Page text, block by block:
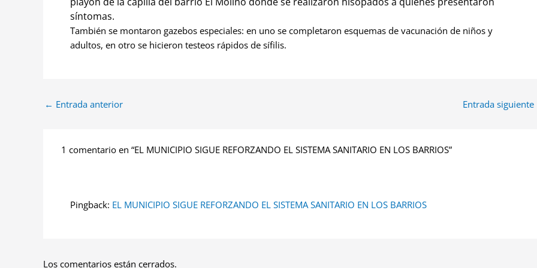
síntomas.
También se montaron gazebos especiales: en uno se completaron esquemas de vacunación de niños y
adultos, en otro se hicieron testeos rápidos de sífilis.
← Entrada anterior Entrada siguiente
1 comentario en “EL MUNICIPIO SIGUE REFORZANDO EL SISTEMA SANITARIO EN LOS BARRIOS”
Pingback: EL MUNICIPIO SIGUE REFORZANDO EL SISTEMA SANITARIO EN LOS BARRIOS
Los comentarios están cerrados.